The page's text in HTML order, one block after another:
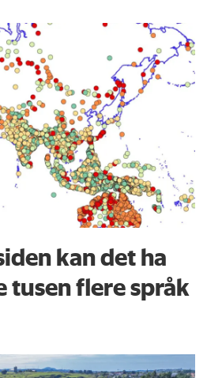
kan det ha
tusen flere språk